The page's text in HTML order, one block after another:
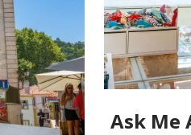
Ask Me